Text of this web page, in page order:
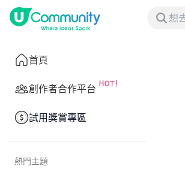
首頁
創作者合作平台
試用獎賞專區
熱門主題